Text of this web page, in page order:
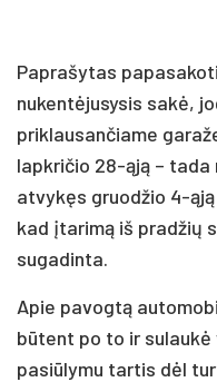
Paprašytas
nukentėjusysis sakė,
priklausančiame
lapkričio 28-ąją – tada
atvykęs gruodžio 4-
kad įtarimą iš pradžių
sugadinta.
Apie pavogtą
būtent po to ir
pasiūlymu tartis dėl